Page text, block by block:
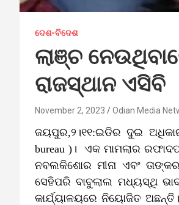
ଦେଶ-ବିଦେଶ
ଲାଞ୍ଚ
ରାଜସ୍ଥାନ ଏସିବି
November 2, 2023 Odian Media
ଜୟପୁର,୨।୧୧:ଇଡିର ଦୁଇ
bureau )। ଏକ ମାମଲାର
ନବଲକିଶୋର ମୀନା ଏବଂ
ସେହିପରି ବାବୁଲାଲ ମଧ୍ୟସ୍ଥି
କାର୍ଯ୍ୟାଳୟରେ ନିୟୋଜିତ